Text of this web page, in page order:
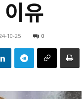
유
10-25 0